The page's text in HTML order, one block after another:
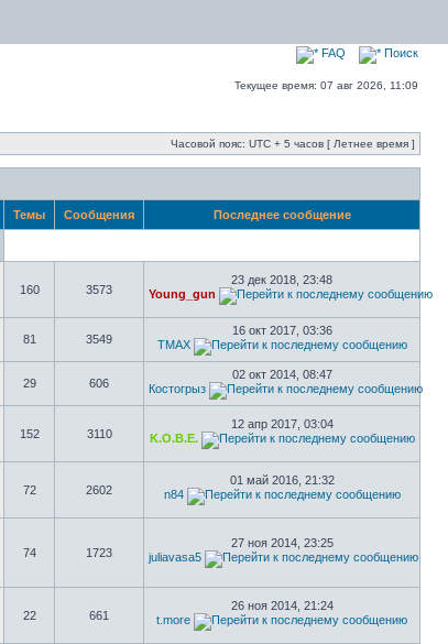
FAQ Поиск
Текущее время: 07 авг 2026, 11:09
Часовой пояс: UTC + 5 часов [ Летнее время ]
Темы Сообщения Последнее сообщение
160 3573
23 дек 2018, 23:48
Young_gun
81 3549
16 окт 2017, 03:36
TMAX
29 606
02 окт 2014, 08:47
Костогрыз
152 3110
12 апр 2017, 03:04
K.O.B.E.
72 2602
01 май 2016, 21:32
n84
74 1723
27 ноя 2014, 23:25
juliavasa5
22 661
26 ноя 2014, 21:24
t.more